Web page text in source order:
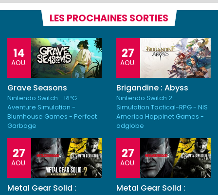
LES PROCHAINES SORTIES
14
AOU.
Grave Seasons
Nintendo Switch - RPG
Aventure Simulation -
Blumhouse Games - Perfect
Garbage
27
AOU.
Brigandine : Abyss
Nintendo Switch 2 -
Simulation Tactical-RPG - NIS
America Happinet Games -
adglobe
27
AOU.
Metal Gear Solid :
27
AOU.
Metal Gear Solid :